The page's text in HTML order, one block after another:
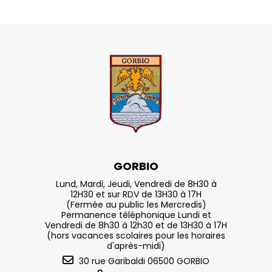
GORBIO
Lund, Mardi, Jeudi, Vendredi de 8H30 à
12H30 et sur RDV de 13H30 à 17H
(Fermée au public les Mercredis)
Permanence téléphonique Lundi et
Vendredi de 8h30 à 12h30 et de 13H30 à 17H
(hors vacances scolaires pour les horaires
d'après-midi)
30 rue Garibaldi 06500 GORBIO